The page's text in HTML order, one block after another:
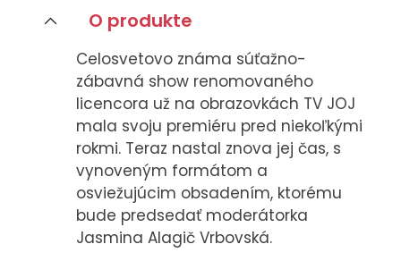
CASE STUDIES
O NÁS
Kariéra
PRESS
O produkte
Celosvetovo známa súťažno-
zábavná show renomovaného
licencora už na obrazovkách TV JOJ
mala svoju premiéru pred niekoľkými
rokmi. Teraz nastal znova jej čas, s
vynoveným formátom a
osviežujúcim obsadením, ktorému
bude predsedať moderátorka
Jasmina Alagič Vrbovská.